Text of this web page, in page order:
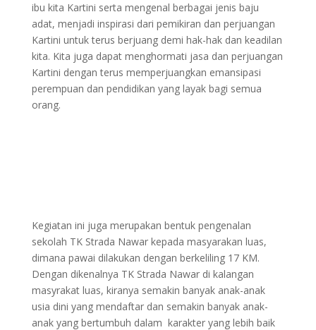
ibu kita Kartini serta mengenal berbagai jenis baju
adat, menjadi inspirasi dari pemikiran dan perjuangan
Kartini untuk terus berjuang demi hak-hak dan keadilan
kita. Kita juga dapat menghormati jasa dan perjuangan
Kartini dengan terus memperjuangkan emansipasi
perempuan dan pendidikan yang layak bagi semua
orang.
Kegiatan ini juga merupakan bentuk pengenalan
sekolah TK Strada Nawar kepada masyarakan luas,
dimana pawai dilakukan dengan berkeliling 17 KM.
Dengan dikenalnya TK Strada Nawar di kalangan
masyrakat luas, kiranya semakin banyak anak-anak
usia dini yang mendaftar dan semakin banyak anak-
anak yang bertumbuh dalam karakter yang lebih baik